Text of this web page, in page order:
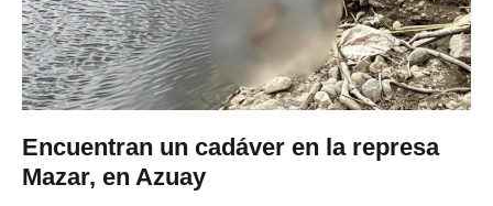
Encuentran un cadáver en la represa
Mazar, en Azuay